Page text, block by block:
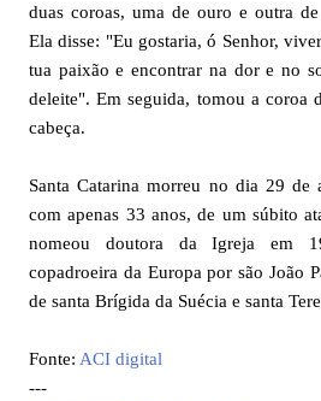
duas coroas, uma de ouro e outra
Ela disse: "Eu gostaria, ó Senhor,
tua paixão e encontrar na dor e no
deleite". Em seguida, tomou a coroa
cabeça.
Santa Catarina morreu no dia 29 de
com apenas 33 anos, de um súbito
nomeou doutora da Igreja em
copadroeira da Europa por são João
de santa Brígida da Suécia e santa
Fonte: ACI digital
---